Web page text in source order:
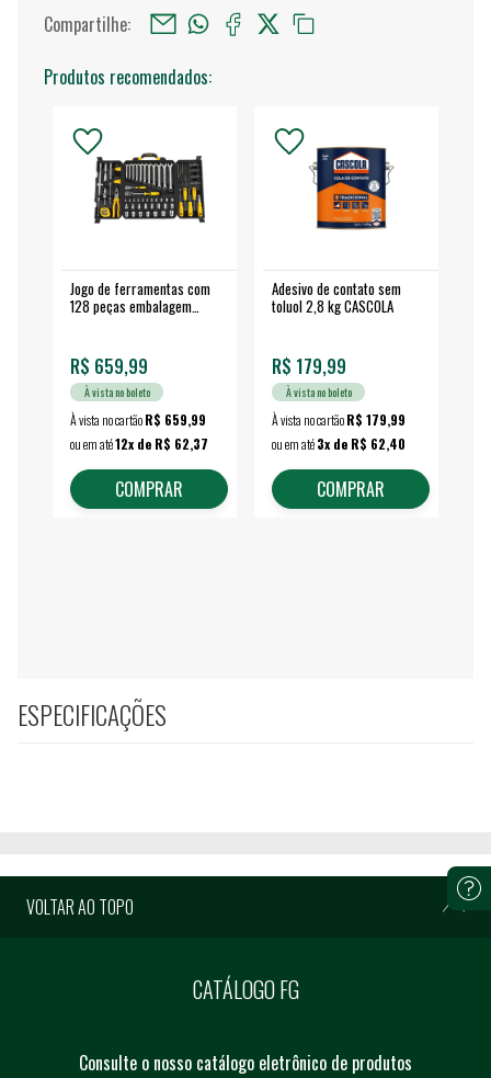
Compartilhe:
Produtos recomendados:
Jogo de ferramentas com
128 peças embalagem
R$ 659,99
À vista no boleto
À vista no cartãoR$ 659,99
ou em até12x de R$ 62,37
COMPRAR
Adesivo de contato sem
toluol 2,8 kg CASCOLA
R$ 179,99
À vista no boleto
À vista no cartãoR$ 179,99
ou em até3x de R$ 62,40
COMPRAR
ESPECIFICAÇÕES
VOLTAR AO TOPO
CATÁLOGO FG
Consulte o nosso catálogo eletrônico de produtos